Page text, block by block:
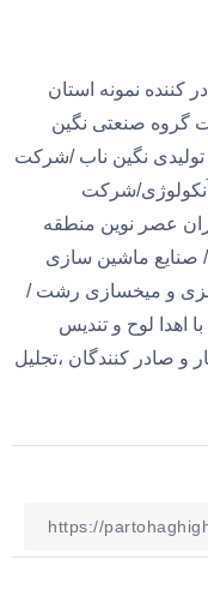
در پایان این مراسم از ۱۳ صادر کننده نمونه استان
گروه صنعتی نگین
نگین ناب /شرکت
شرکت
عصر نوین منطقه
صنایع ماشین سازی
فلزی و میخسازی رشت /
با اهدا لوح و تندیس
و صادر کنندگان ،تجلیل